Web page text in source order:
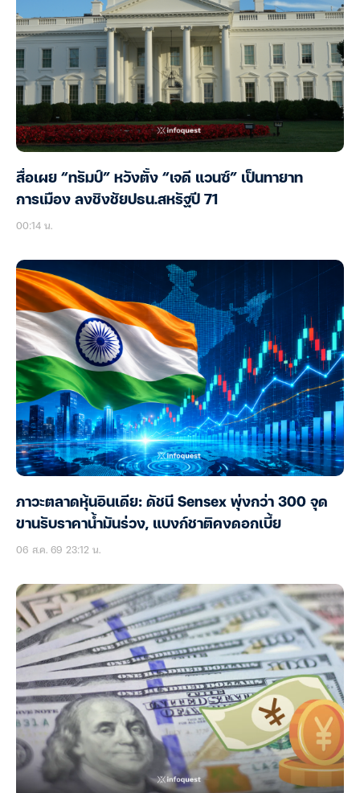
สื่อเผย “ทรัมป์” หวังตั้ง “เจดี แวนซ์” เป็นทายาท
การเมือง ลงชิงชัยปธน.สหรัฐปี 71
00:14 น.
ภาวะตลาดหุ้นอินเดีย: ดัชนี Sensex พุ่งกว่า 300 จุด
ขานรับราคาน้ำมันร่วง, แบงก์ชาติคงดอกเบี้ย
06 ส.ค. 69 23:12 น.